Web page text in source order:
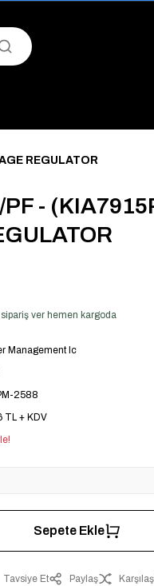
REGULATOR
-
ver hemen kargoda
Management Ic
2588
TL + KDV
Sepete Ekle
Tavsiye Et Paylaş